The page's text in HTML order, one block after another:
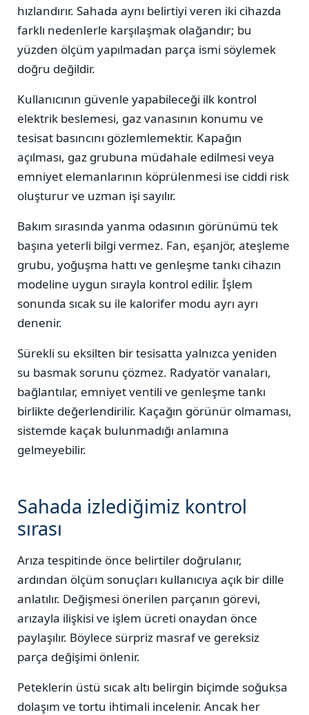
hızlandırır. Sahada aynı belirtiyi veren iki cihazda
farklı nedenlerle karşılaşmak olağandır; bu
yüzden ölçüm yapılmadan parça ismi söylemek
doğru değildir.
Kullanıcının güvenle yapabileceği ilk kontrol
elektrik beslemesi, gaz vanasının konumu ve
tesisat basıncını gözlemlemektir. Kapağın
açılması, gaz grubuna müdahale edilmesi veya
emniyet elemanlarının köprülenmesi ise ciddi risk
oluşturur ve uzman işi sayılır.
Bakım sırasında yanma odasının görünümü tek
başına yeterli bilgi vermez. Fan, eşanjör, ateşleme
grubu, yoğuşma hattı ve genleşme tankı cihazın
modeline uygun sırayla kontrol edilir. İşlem
sonunda sıcak su ile kalorifer modu ayrı ayrı
denenir.
Sürekli su eksilten bir tesisatta yalnızca yeniden
su basmak sorunu çözmez. Radyatör vanaları,
bağlantılar, emniyet ventili ve genleşme tankı
birlikte değerlendirilir. Kaçağın görünür olmaması,
sistemde kaçak bulunmadığı anlamına
gelmeyebilir.
Sahada izlediğimiz kontrol
sırası
Arıza tespitinde önce belirtiler doğrulanır,
ardından ölçüm sonuçları kullanıcıya açık bir dille
anlatılır. Değişmesi önerilen parçanın görevi,
arızayla ilişkisi ve işlem ücreti onaydan önce
paylaşılır. Böylece sürpriz masraf ve gereksiz
parça değişimi önlenir.
Peteklerin üstü sıcak altı belirgin biçimde soğuksa
dolaşım ve tortu ihtimali incelenir. Ancak her